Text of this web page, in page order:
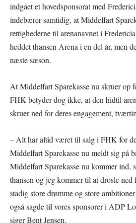
indgået et hovedsponsorat med
indebærer samtidig, at Middelfart
rettighederne til arenanavnet i
heddet thansen Arena i en del år, men
næste sæson.
At Middelfart Sparekasse nu skruer op
FHK betyder dog ikke, at den hidtil
skruer ned for deres engagement,
– Alt har altid været til salg i FHK for
Middelfart Sparekasse nu meldt sig på
Middelfart Sparekasse nu kommer ind,
thansen og jeg kommer til at drosle
stadig store drømme og store
også sagde til vores sponsorer i ADP
siger Bent Jensen.